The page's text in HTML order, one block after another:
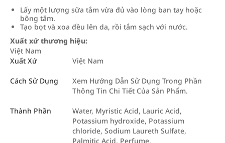
Lấy một lượng sữa tắm vừa đủ vào lòng ban tay hoặc
bông tắm.
Tạo bọt và xoa đều lên da, rồi tắm sạch với nước.
Xuất xứ thương hiệu:
Việt Nam
Xuất Xứ
Việt Nam
Cách Sử Dụng
Xem Hướng Dẫn Sử Dụng Trong Phần
Thông Tin Chi Tiết Của Sản Phẩm.
Thành Phần
Water, Myristic Acid, Lauric Acid,
Potassium hydroxide, Potassium
chloride, Sodium Laureth Sulfate,
Palmitic Acid, Perfume,